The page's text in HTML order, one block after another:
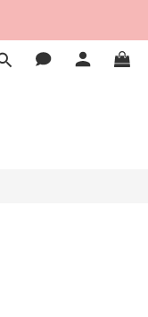
NOW